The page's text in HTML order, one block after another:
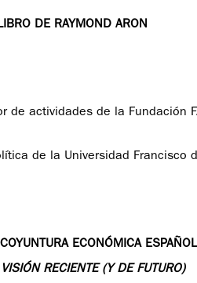
DE RAYMOND ARON
de actividades de la Fundación
de la Universidad Francisco
ECONÓMICA
RECIENTE (Y DE FUTURO)